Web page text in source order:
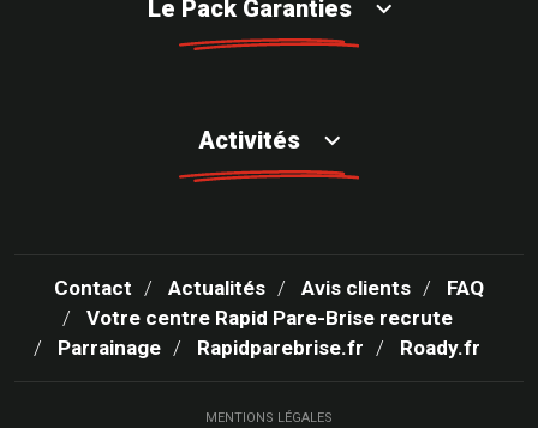
Le Pack Garanties
Activités
Contact Actualités Avis clients
FAQ
Votre centre Rapid Pare-Brise recrute
Parrainage
Rapidparebrise.fr Roady.fr
MENTIONS LÉGALES